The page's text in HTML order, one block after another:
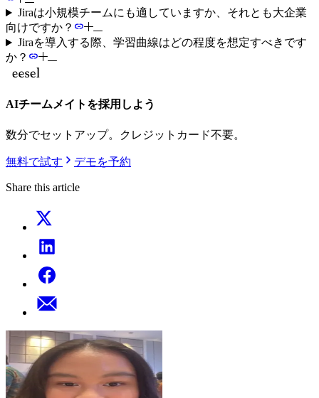
Jiraは小規模チームにも適していますか、それとも大企業
向けですか？
Jiraを導入する際、学習曲線はどの程度を想定すべきです
か？
AIチームメイトを採用しよう
数分でセットアップ。クレジットカード不要。
無料で試す デモを予約
Share this article